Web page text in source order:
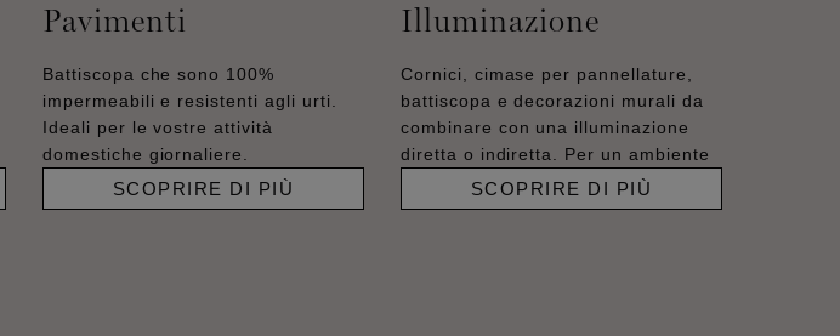
Pavimenti
Battiscopa che sono 100%
impermeabili e resistenti agli urti.
Ideali per le vostre attività
domestiche giornaliere.
SCOPRIRE DI PIÙ
Illuminazione
Cornici, cimase per pannellature,
battiscopa e decorazioni murali da
combinare con una illuminazione
diretta o indiretta. Per un ambiente
SCOPRIRE DI PIÙ